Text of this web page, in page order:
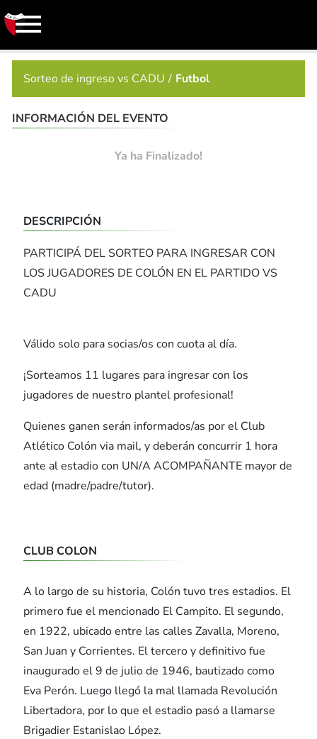
Sorteo de ingreso vs CADU Futbol
INFORMACIÓN DEL EVENTO
Ya ha Finalizado!
DESCRIPCIÓN
PARTICIPÁ DEL SORTEO PARA INGRESAR CON
LOS JUGADORES DE COLÓN EN EL PARTIDO VS
CADU
Válido solo para socias/os con cuota al día.
¡Sorteamos 11 lugares para ingresar con los
jugadores de nuestro plantel profesional!
Quienes ganen serán informados/as por el Club
Atlético Colón via mail, y deberán concurrir 1 hora
ante al estadio con UN/A ACOMPAÑANTE mayor de
edad (madre/padre/tutor).
CLUB COLON
A lo largo de su historia, Colón tuvo tres estadios. El
primero fue el mencionado El Campito. El segundo,
en 1922, ubicado entre las calles Zavalla, Moreno,
San Juan y Corrientes. El tercero y definitivo fue
inaugurado el 9 de julio de 1946, bautizado como
Eva Perón. Luego llegó la mal llamada Revolución
Libertadora, por lo que el estadio pasó a llamarse
Brigadier Estanislao López.